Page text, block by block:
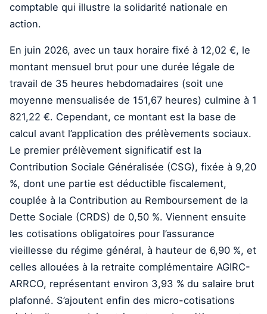
comptable qui illustre la solidarité nationale en
action.
En juin 2026, avec un taux horaire fixé à 12,02 €, le
montant mensuel brut pour une durée légale de
travail de 35 heures hebdomadaires (soit une
moyenne mensualisée de 151,67 heures) culmine à 1
821,22 €. Cependant, ce montant est la base de
calcul avant l’application des prélèvements sociaux.
Le premier prélèvement significatif est la
Contribution Sociale Généralisée (CSG), fixée à 9,20
%, dont une partie est déductible fiscalement,
couplée à la Contribution au Remboursement de la
Dette Sociale (CRDS) de 0,50 %. Viennent ensuite
les cotisations obligatoires pour l’assurance
vieillesse du régime général, à hauteur de 6,90 %, et
celles allouées à la retraite complémentaire AGIRC-
ARRCO, représentant environ 3,93 % du salaire brut
plafonné. S’ajoutent enfin des micro-cotisations